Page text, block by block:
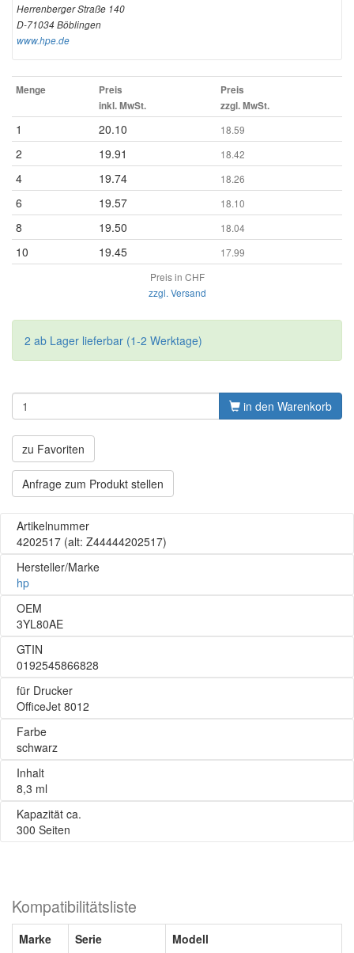
Herrenberger Straße 140
D-71034 Böblingen
www.hpe.de
Menge
Preis
inkl. MwSt.
Preis
zzgl. MwSt.
1 20.10 18.59
2 19.91 18.42
4 19.74 18.26
6 19.57 18.10
8 19.50 18.04
10 19.45
17.99
Preis in CHF
zzgl. Versand
2 ab Lager lieferbar (1-2 Werktage)
in den Warenkorb
zu Favoriten
Anfrage zum Produkt stellen
Artikelnummer
4202517 (alt: Z44444202517)
Hersteller/Marke
hp
OEM
3YL80AE
GTIN
0192545866828
für Drucker
OfficeJet 8012
Farbe
schwarz
Inhalt
8,3 ml
Kapazität ca.
300 Seiten
Kompatibilitätsliste
Marke Serie
Modell